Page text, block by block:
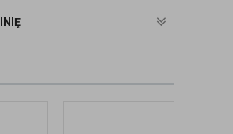
refrakcji, dobierając